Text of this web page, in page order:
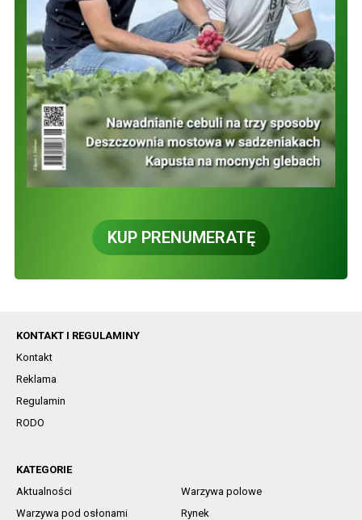
KUP PRENUMERATĘ
KONTAKT I REGULAMINY
Kontakt
Reklama
Regulamin
RODO
KATEGORIE
Aktualności
Warzywa polowe
Warzywa pod osłonami
Rynek